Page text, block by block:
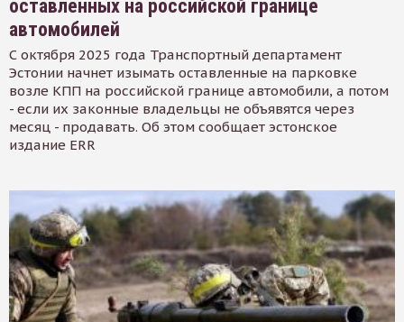
оставленных на российской границе
автомобилей
С октября 2025 года Транспортный департамент
Эстонии начнет изымать оставленные на парковке
возле КПП на российской границе автомобили, а потом
- если их законные владельцы не объявятся через
месяц - продавать. Об этом сообщает эстонское
издание ERR